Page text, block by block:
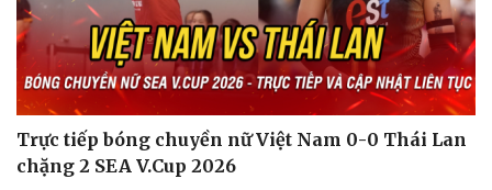
Trực tiếp bóng chuyền nữ Việt Nam 0-0 Thái Lan
chặng 2 SEA V.Cup 2026